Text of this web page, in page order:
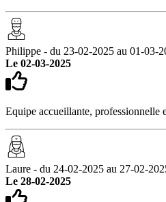
Philippe - du 23-02-2025 au 01-03-
Le 02-03-2025
Equipe accueillante, professionnelle
Laure - du 24-02-2025 au 27-02-
Le 28-02-2025